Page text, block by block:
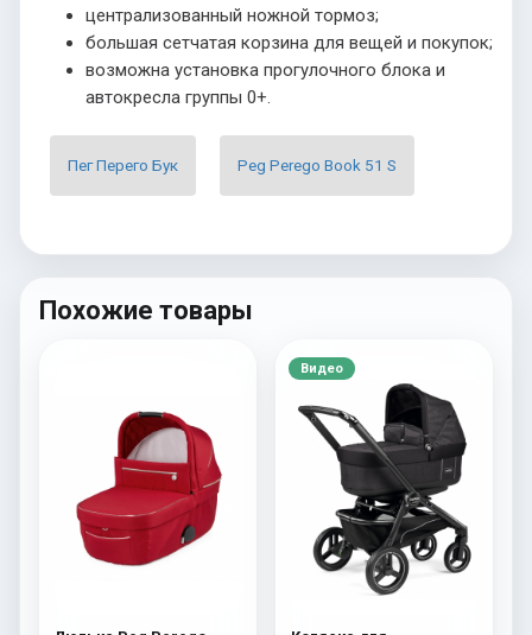
централизованный ножной тормоз;
большая сетчатая корзина для вещей и покупок;
возможна установка прогулочного блока и
автокресла группы 0+.
Пег Перего Бук Peg Perego Book 51 S
Похожие товары
Видео